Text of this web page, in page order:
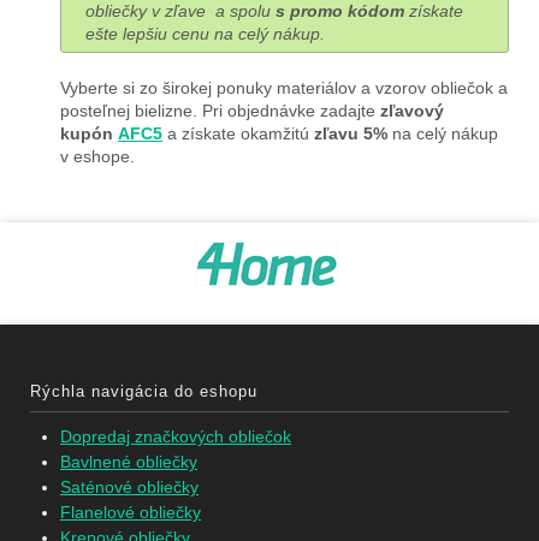
obliečky v zľave a spolu s promo kódom získate
ešte lepšiu cenu na celý nákup.
Vyberte si zo širokej ponuky materiálov a vzorov obliečok a
posteľnej bielizne. Pri objednávke zadajte zľavový
kupón AFC5 a získate okamžitú zľavu 5% na celý nákup
v eshope.
Rýchla navigácia do eshopu
Dopredaj značkových obliečok
Bavlnené obliečky
Saténové obliečky
Flanelové obliečky